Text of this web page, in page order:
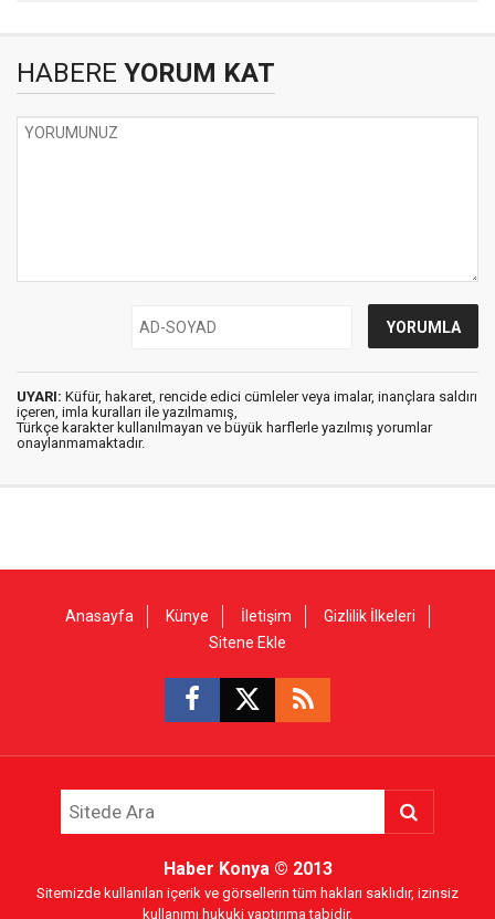
HABERE YORUM KAT
UYARI: Küfür, hakaret, rencide edici cümleler veya imalar, inançlara saldırı
içeren, imla kuralları ile yazılmamış,
Türkçe karakter kullanılmayan ve büyük harflerle yazılmış yorumlar
onaylanmamaktadır.
Anasayfa Künye İletişim
Gizlilik İlkeleri
Sitene Ekle
Haber Konya© 2013
Sitemizde kullanılan içerik ve görsellerin tüm hakları saklıdır, izinsiz
kullanımı hukuki yaptırıma tabidir.